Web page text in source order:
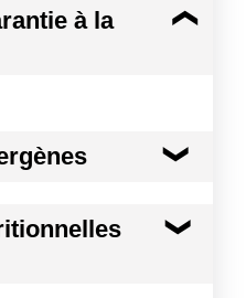
à la
produits selon le
la production d'œufs